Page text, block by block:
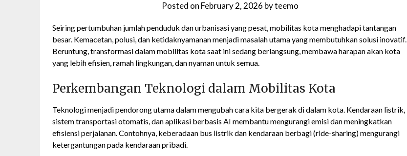
Posted on February 2, 2026 byteemo
Seiring pertumbuhan jumlah penduduk dan urbanisasi yang pesat, mobilitas kota menghadapi tantangan
besar. Kemacetan, polusi, dan ketidaknyamanan menjadi masalah utama yang membutuhkan solusi inovatif.
Beruntung, transformasi dalam mobilitas kota saat ini sedang berlangsung, membawa harapan akan kota
yang lebih efisien, ramah lingkungan, dan nyaman untuk semua.
Perkembangan Teknologi dalam Mobilitas Kota
Teknologi menjadi pendorong utama dalam mengubah cara kita bergerak di dalam kota. Kendaraan listrik,
sistem transportasi otomatis, dan aplikasi berbasis AI membantu mengurangi emisi dan meningkatkan
efisiensi perjalanan. Contohnya, keberadaan bus listrik dan kendaraan berbagi (ride-sharing) mengurangi
ketergantungan pada kendaraan pribadi.